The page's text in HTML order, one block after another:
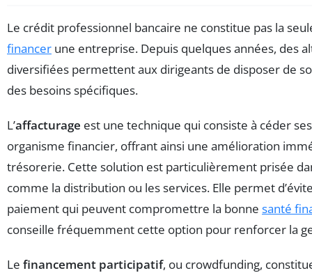
Le crédit professionnel bancaire ne constitue pas la
financer une entreprise. Depuis quelques années, des
diversifiées permettent aux dirigeants de disposer de
des besoins spécifiques.
L’affacturage est une technique qui consiste à céder
organisme financier, offrant ainsi une amélioration
trésorerie. Cette solution est particulièrement prisée
comme la distribution ou les services. Elle permet
paiement qui peuvent compromettre la bonne santé
conseille fréquemment cette option pour renforcer la
Le financement participatif, ou crowdfunding,